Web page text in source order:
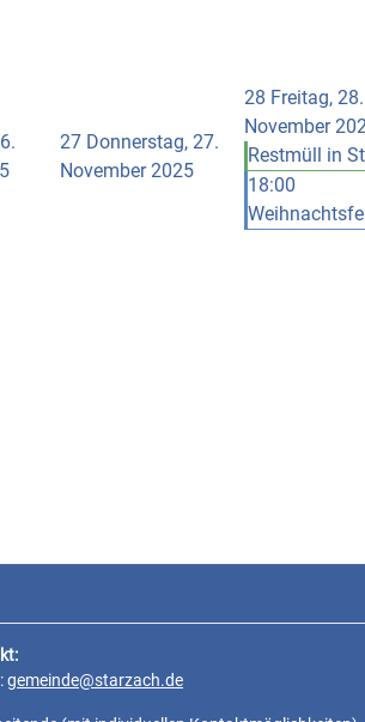
27 Donnerstag, 27.
November 2025
28 Freitag, 28.
November
Restmüll in
18:00
gemeinde@starzach.de